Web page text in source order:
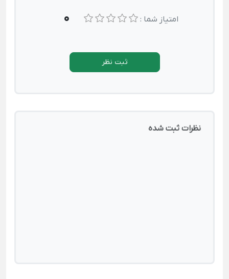
امتیاز شما : 0
ثبت نظر
نظرات ثبت شده